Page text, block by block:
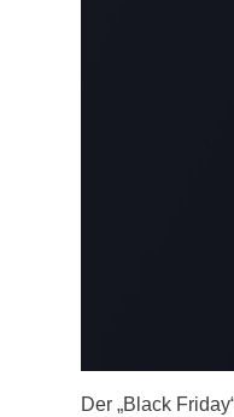
Der „Black